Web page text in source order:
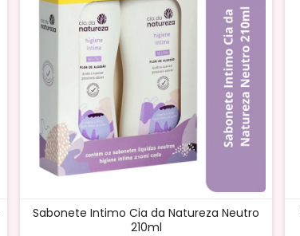
Sabonete Intimo Cia da Natureza Neutro
210ml